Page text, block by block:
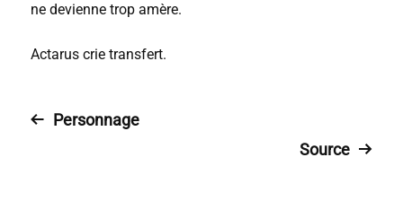
ne devienne trop amère.
Actarus crie transfert.
Personnage
Source